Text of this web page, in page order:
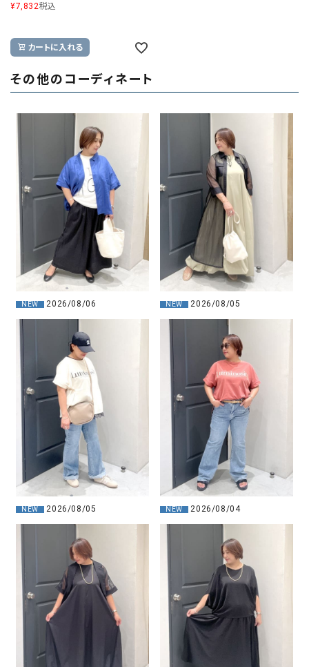
¥7,832税込
カートに入れる
その他のコーディネート
NEW 2026/08/06 NEW 2026/08/05
NEW 2026/08/05 NEW 2026/08/04